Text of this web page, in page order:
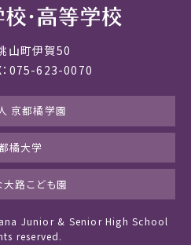
山町伊賀50
075-623-0070
京都橘学園
橘大学
大路こども園
Junior & Senior High School
reserved.